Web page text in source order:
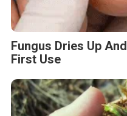
Fungus Dries Up
First Use